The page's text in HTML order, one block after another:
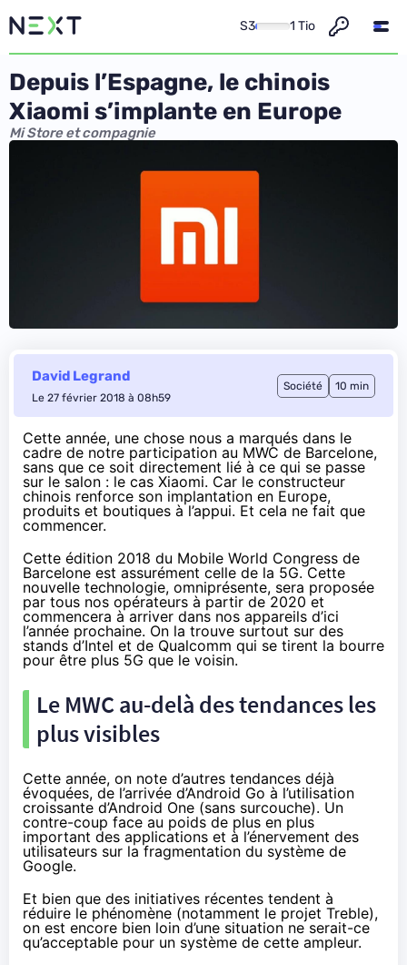
S3 1 Tio
Depuis l’Espagne, le chinois
Xiaomi s’implante en Europe
Mi Store et compagnie
David Legrand
Le 27 février 2018 à 08h59
Société 10 min
Cette année, une chose nous a marqués dans le
cadre de notre participation au MWC de Barcelone,
sans que ce soit directement lié à ce qui se passe
sur le salon : le cas Xiaomi. Car le constructeur
chinois renforce son implantation en Europe,
produits et boutiques à l’appui. Et cela ne fait que
commencer.
Cette édition 2018 du Mobile World Congress de
Barcelone est assurément celle de la 5G. Cette
nouvelle technologie, omniprésente, sera proposée
par tous nos opérateurs à partir de 2020 et
commencera à arriver dans nos appareils d’ici
l’année prochaine. On la trouve surtout sur des
stands d’Intel et de Qualcomm qui se tirent la bourre
pour être plus 5G que le voisin.
Le MWC au-delà des tendances les
plus visibles
Cette année, on note d’autres tendances déjà
évoquées, de l’arrivée d’Android Go à l’utilisation
croissante d’Android One (sans surcouche). Un
contre-coup face au poids de plus en plus
important des applications et à l’énervement des
utilisateurs sur la fragmentation du système de
Google.
Et bien que des initiatives récentes tendent à
réduire le phénomène (notamment le projet Treble),
on est encore bien loin d’une situation ne serait-ce
qu’acceptable pour un système de cette ampleur.